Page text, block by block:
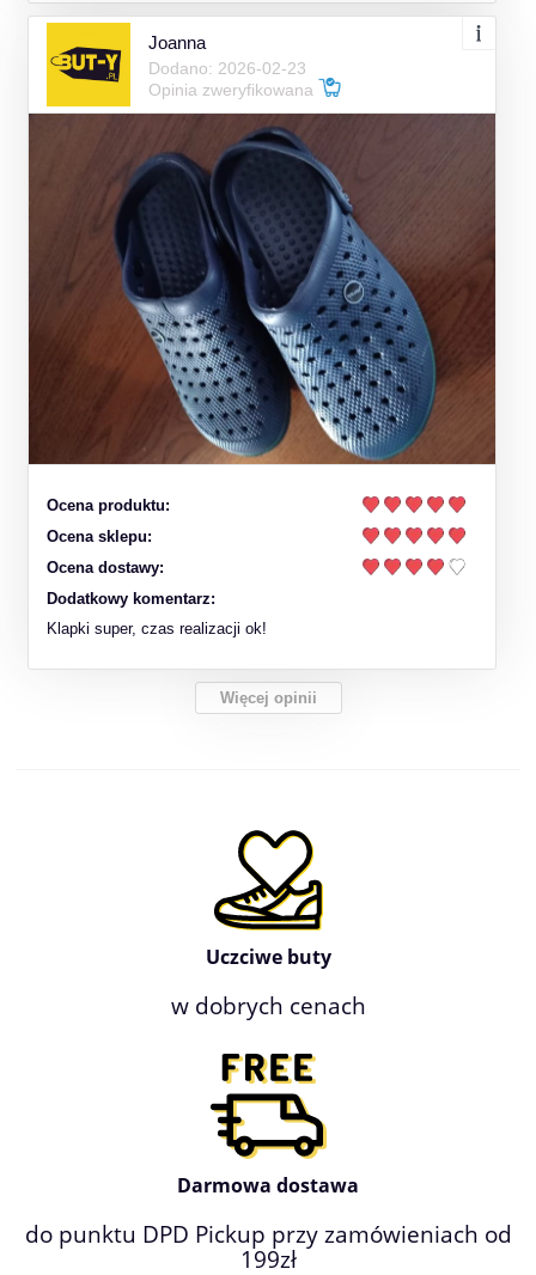
Joanna
Dodano: 2026-02-23
Opinia zweryfikowana
Ocena produktu:
Ocena sklepu:
Ocena dostawy:
Dodatkowy komentarz:
Klapki super, czas realizacji ok!
Więcej opinii
Uczciwe buty
w dobrych cenach
Darmowa dostawa
do punktu DPD Pickup przy zamówieniach od
199zł